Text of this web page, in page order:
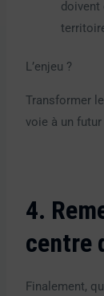
doivent
L’enjeu ?
Transformer
voie à un
4.
centre
Finalement,